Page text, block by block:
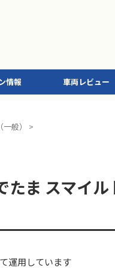
情報 車両レビュー
般） >
たま スマイ
運用しています